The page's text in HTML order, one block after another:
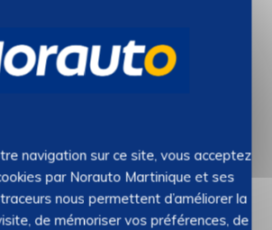
au vendredi de 7h30 à 18h
samedi de 7h30 à 19h00
Demander un devis
navigation sur ce site, vous acceptez
par Norauto Martinique et ses
nous permettent d’améliorer la
de mémoriser vos préférences, de